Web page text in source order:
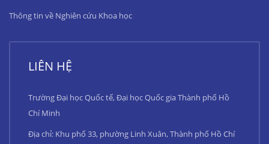
Thông tin về Nghiên cứu Khoa học
LIÊN HỆ
Trường Đại học Quốc tế, Đại học Quốc gia Thành phố Hồ
Chí Minh
Địa chỉ: Khu phố 33, phường Linh Xuân, Thành phố Hồ Chí